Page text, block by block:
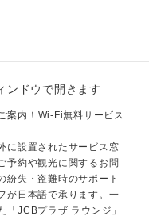
案内！Wi-Fi無料サービス
に設置されたサービス窓
予約や観光に関するお問
紛失・盗難時のサポート
が日本語で承ります。一
「JCBプラザ ラウンジ」